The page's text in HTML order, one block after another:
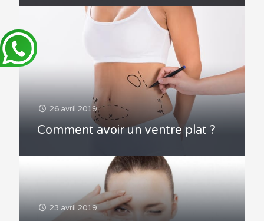
26 avril 2019
Comment avoir un ventre plat ?
23 avril 2019